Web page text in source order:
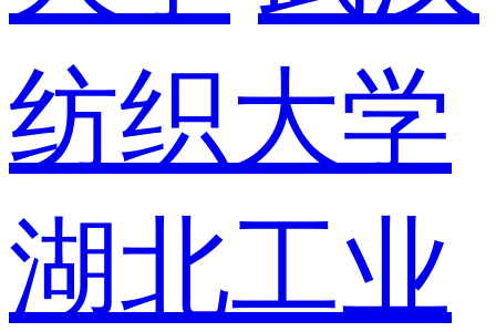
纺织大学
湖北工业